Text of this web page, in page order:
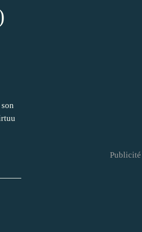
Publicité